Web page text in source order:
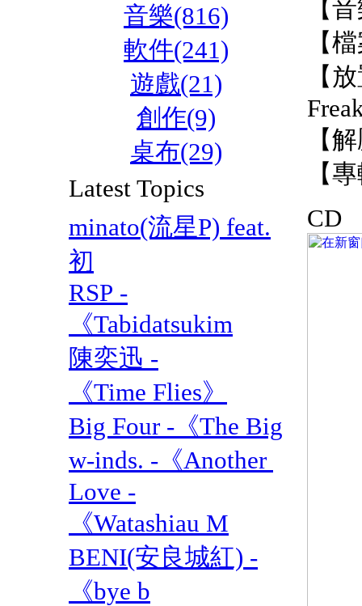
音樂(816)
軟件(241)
遊戲(21)
創作(9)
桌布(29)
Latest Topics
minato(流星P) feat.
初
RSP -
《Tabidatsukim
陳奕迅 -
《Time Flies》
Big Four -《The Big
w-inds. -《Another
Love -
《Watashiau M
BENI(安良城紅) -
《bye b
【
【
【
【
【
CD